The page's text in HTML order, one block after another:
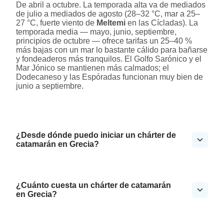
De abril a octubre. La temporada alta va de mediados
de julio a mediados de agosto (28–32 °C, mar a 25–
27 °C, fuerte viento de Meltemi en las Cícladas). La
temporada media — mayo, junio, septiembre,
principios de octubre — ofrece tarifas un 25–40 %
más bajas con un mar lo bastante cálido para bañarse
y fondeaderos más tranquilos. El Golfo Sarónico y el
Mar Jónico se mantienen más calmados; el
Dodecaneso y las Espóradas funcionan muy bien de
junio a septiembre.
¿Desde dónde puedo iniciar un chárter de
catamarán en Grecia?
¿Cuánto cuesta un chárter de catamarán
en Grecia?